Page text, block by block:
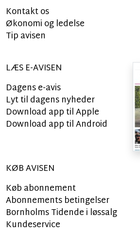
Kontakt os
Økonomi og ledelse
Tip avisen
LÆS E-AVISEN
Dagens e-avis
Lyt til dagens nyheder
Download app til Apple
Download app til Android
KØB AVISEN
Køb abonnement
Abonnements betingelser
Bornholms Tidende i løssalg
Kundeservice